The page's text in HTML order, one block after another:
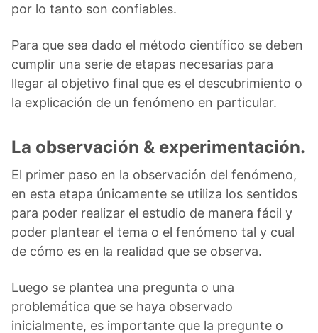
por lo tanto son confiables.
Para que sea dado el método científico se deben
cumplir una serie de etapas necesarias para
llegar al objetivo final que es el descubrimiento o
la explicación de un fenómeno en particular.
La observación & experimentación.
El primer paso en la observación del fenómeno,
en esta etapa únicamente se utiliza los sentidos
para poder realizar el estudio de manera fácil y
poder plantear el tema o el fenómeno tal y cual
de cómo es en la realidad que se observa.
Luego se plantea una pregunta o una
problemática que se haya observado
inicialmente, es importante que la pregunte o